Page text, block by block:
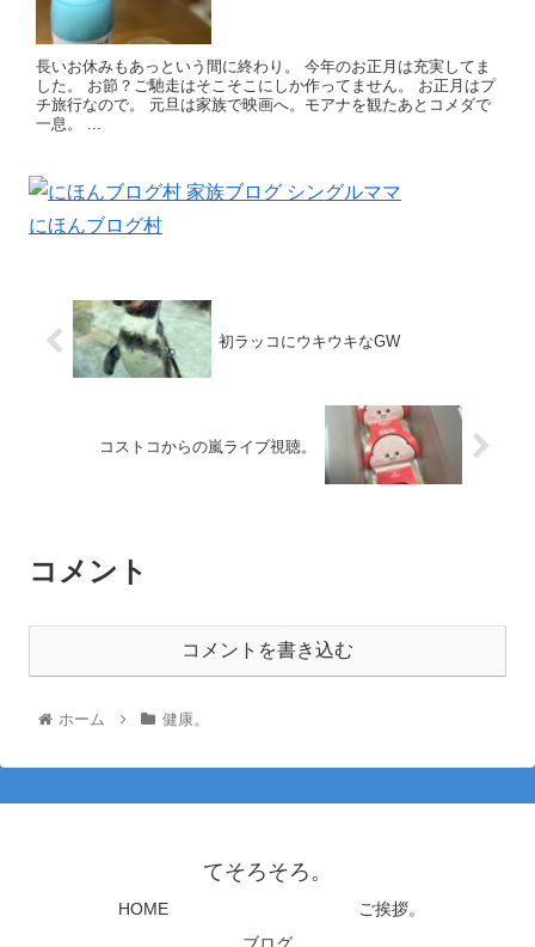
長いお休みもあっという間に終わり。 今年のお正月は充実してま
した。 お節？ご馳走はそこそこにしか作ってません。 お正月はプ
チ旅行なので。 元旦は家族で映画へ。モアナを観たあとコメダで
一息。 ...
にほんブログ村
初ラッコにウキウキなGW
コストコからの嵐ライブ視聴。
コメント
コメントを書き込む
ホーム 健康。
てそろそろ。
HOME
ご挨拶。